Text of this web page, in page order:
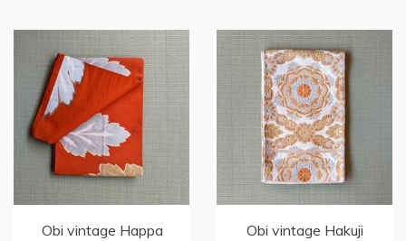
Obi vintage Happa
Obi vintage Hakuji